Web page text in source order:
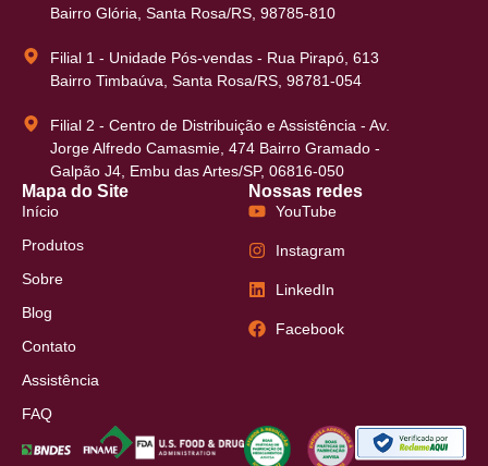
Bairro Glória, Santa Rosa/RS, 98785-810
Filial 1 - Unidade Pós-vendas - Rua Pirapó, 613
Bairro Timbaúva, Santa Rosa/RS, 98781-054
Filial 2 - Centro de Distribuição e Assistência - Av.
Jorge Alfredo Camasmie, 474 Bairro Gramado -
Galpão J4, Embu das Artes/SP, 06816-050
Mapa do Site
Início
Produtos
Sobre
Blog
Contato
Assistência
FAQ
Nossas redes
YouTube
Instagram
LinkedIn
Facebook